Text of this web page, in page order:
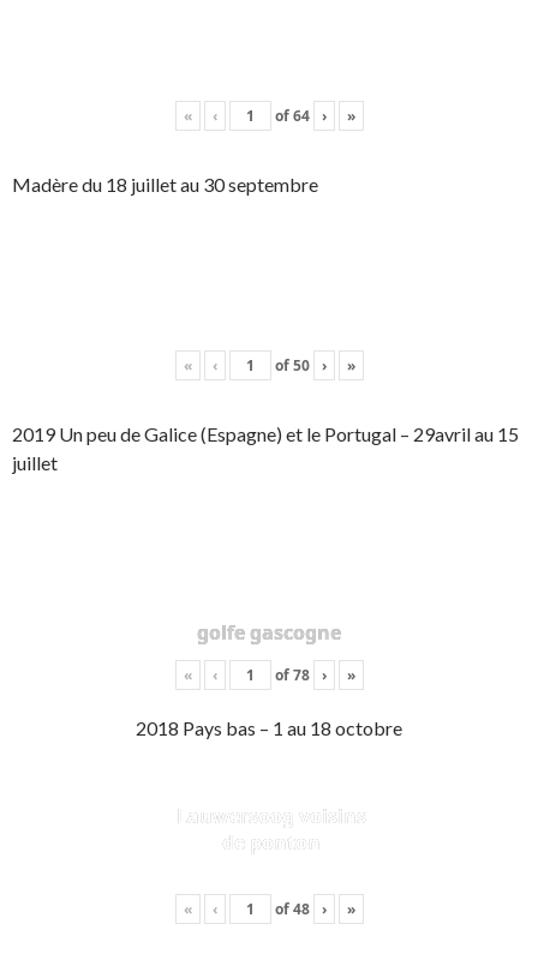
« ‹ of64 › »
Madère du 18 juillet au 30 septembre
« ‹ of50 › »
2019 Un peu de Galice (Espagne) et le Portugal – 29avril au 15
juillet
golfe gascogne
« ‹ of78 › »
2018 Pays bas – 1 au 18 octobre
Lauwersoog voisins
de ponton
« ‹ of48 › »